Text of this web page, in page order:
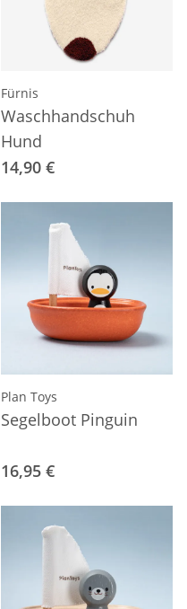
Fürnis
Waschhandschuh
Hund
14,90 €
Plan Toys
Segelboot Pinguin
16,95 €